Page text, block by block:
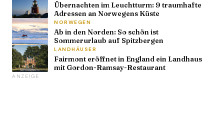
Übernachten im Leuchtturm: 9 traumhafte
Adressen an Norwegens Küste
NORWEGEN
Ab in den Norden: So schön ist
Sommerurlaub auf Spitzbergen
LANDHÄUSER
Fairmont eröffnet in England ein Landhaus
mit Gordon-Ramsay-Restaurant
ANZEIGE